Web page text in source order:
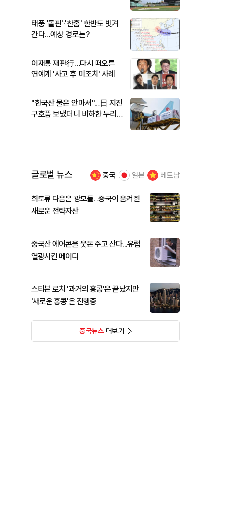
태풍 '돌핀'·'찬홈' 한반도 빗겨
간다…예상 경로는?
이재룡 재판行…다시 떠오른
연예계 '사고 후 미조치' 사례
"한국산 물은 안마셔"…日 지진
구호품 보냈더니 비하한 누리
글로벌 뉴스 중국 일본 베트남
희토류 다음은 광모듈…중국이 움켜쥔
새로운 전략자산
중국산 에어콘을 웃돈 주고 산다...유럽
열광시킨 메이디
스티븐 로치 '과거의 홍콩'은 끝났지만
'새로운 홍콩'은 진행중
중국뉴스더보기